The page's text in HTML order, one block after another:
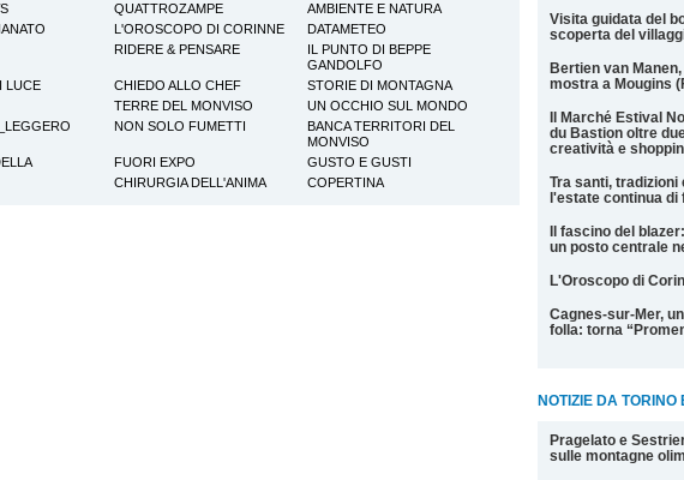
Visita guidata del
scoperta del
Bertien van
mostra a Mougins
Il Marché Estival
du Bastion oltre
creatività e
Tra santi,
l'estate continua di
Il fascino del
un posto centrale
L'Oroscopo di
Cagnes-sur-Mer,
folla: torna
NOTIZIE DA TORINO
Pragelato e
sulle montagne
QUATTROZAMPE
AMBIENTE E NATURA
L'OROSCOPO DI CORINNE
DATAMETEO
RIDERE & PENSARE
IL PUNTO DI BEPPE
GANDOLFO
LUCE
CHIEDO ALLO CHEF
STORIE DI MONTAGNA
TERRE DEL MONVISO
UN OCCHIO SUL MONDO
NON SOLO FUMETTI
BANCA TERRITORI DEL
MONVISO
FUORI EXPO
GUSTO E GUSTI
CHIRURGIA DELL'ANIMA
COPERTINA